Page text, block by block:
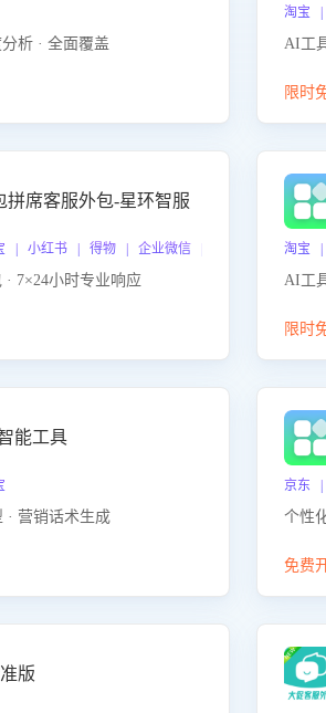
析 · 全面覆盖
淘宝
AI工
限时
拼席客服外包-星环智服
小红书 | 得物 | 企业微信 | 跨平台
7×24小时专业响应
淘宝
AI工
限时
能工具
· 营销话术生成
京东
个性
免费
版